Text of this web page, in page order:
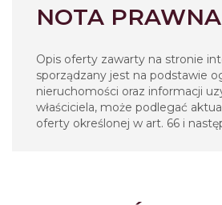
NOTA PRAWNA
Opis oferty zawarty na stronie
sporządzany jest na podstawie
nieruchomości oraz informacji
właściciela, może podlegać
oferty określonej w art. 66 i